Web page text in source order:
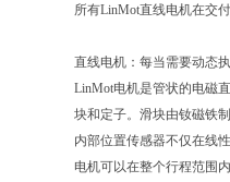
所有LinMot直线电机在交
直线电机：每当需要动态
LinMot电机是管状的电磁
块和定子。滑块由钕磁铁
内部位置传感器不仅在线
电机可以在整个行程范围